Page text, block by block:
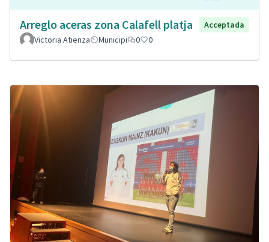
Arreglo aceras zona Calafell platja
Acceptada
Victoria Atienza
Municipi 0 0